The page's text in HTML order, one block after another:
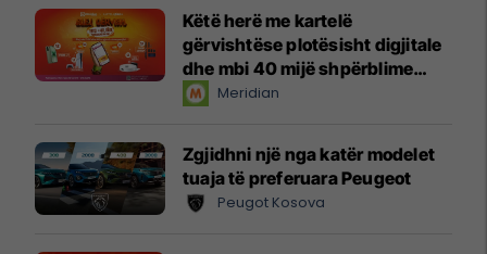
Këtë herë me kartelë
gërvishtëse plotësisht digjitale
dhe mbi 40 mijë shpërblime
instant!Meridian
Zgjidhni një nga katër modelet
tuaja të preferuara Peugeot
Peugot Kosova